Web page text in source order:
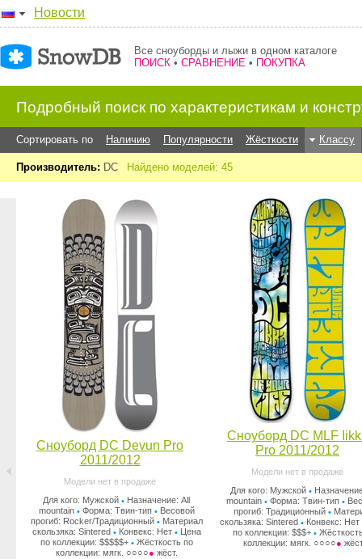
Новости
Все сноуборды и лыжи в одном каталоге
ПОИСК • СРАВНЕНИЕ • ПОКУПКА
Подробный поиск по характеристикам и
Сортировать по Наличию Популярности Жёсткости Классу
Производитель: DC Найдено моделей: 45
Сноуборд DC Devun Pro
2011/2012
Модели нет в продаже
Для кого: Мужской • Назначение: All
mountain• Форма: Твин-тип• Весовой
прогиб: Rocker/Традиционный• Материал
скользяка: Sintered • Конвекс: Нет• Цена
по коллекции: $$$$$+• Жёсткость по
коллекции: мягк. ○○○○● жёст.
Сноуборд DC MLF
Pro 2011/2012
Модели нет в продаже
Для кого: Мужской •
mountain• Форма: Твин-тип•
прогиб: Традиционный •
скользяка: Sintered • Конвекс: Нет
по коллекции: $$$+•
коллекции: мягк. ○○○○●